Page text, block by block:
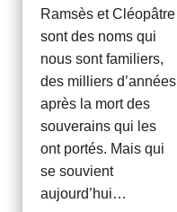
Ramsès et Cléopâtre
sont des noms qui
nous sont familiers,
des milliers d’années
après la mort des
souverains qui les
ont portés. Mais qui
se souvient
aujourd’hui…